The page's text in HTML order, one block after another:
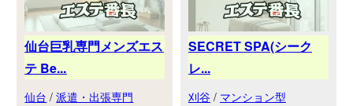
仙台巨乳専門メンズエス
テ Be...
仙台 /派遣・出張専門
SECRET SPA(シーク
レ...
刈谷 / マンション型